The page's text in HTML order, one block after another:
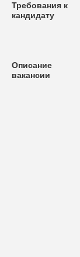
Требования к
кандидату
Описание
вакансии